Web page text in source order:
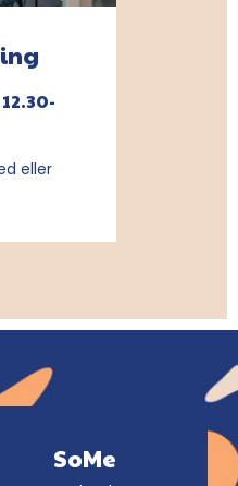
eller
SoMe